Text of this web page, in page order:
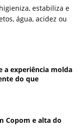
estabiliza e
água, acidez ou
a experiência molda
do que
Copom e alta do